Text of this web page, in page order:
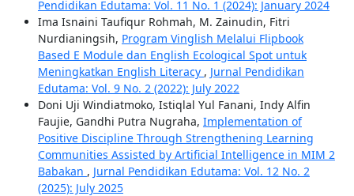
Pendidikan Edutama: Vol. 11 No. 1 (2024): January 2024
Ima Isnaini Taufiqur Rohmah, M. Zainudin, Fitri
Nurdianingsih, Program Vinglish Melalui Flipbook
Based E Module dan English Ecological Spot untuk
Meningkatkan English Literacy , Jurnal Pendidikan
Edutama: Vol. 9 No. 2 (2022): July 2022
Doni Uji Windiatmoko, Istiqlal Yul Fanani, Indy Alfin
Faujie, Gandhi Putra Nugraha, Implementation of
Positive Discipline Through Strengthening Learning
Communities Assisted by Artificial Intelligence in MIM 2
Babakan , Jurnal Pendidikan Edutama: Vol. 12 No. 2
(2025): July 2025